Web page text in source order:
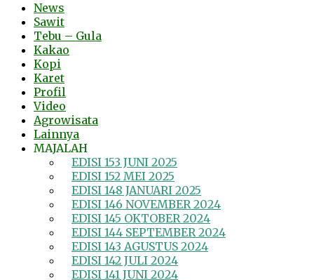
News
Sawit
Tebu – Gula
Kakao
Kopi
Karet
Profil
Video
Agrowisata
Lainnya
MAJALAH
EDISI 153 JUNI 2025
EDISI 152 MEI 2025
EDISI 148 JANUARI 2025
EDISI 146 NOVEMBER 2024
EDISI 145 OKTOBER 2024
EDISI 144 SEPTEMBER 2024
EDISI 143 AGUSTUS 2024
EDISI 142 JULI 2024
EDISI 141 JUNI 2024